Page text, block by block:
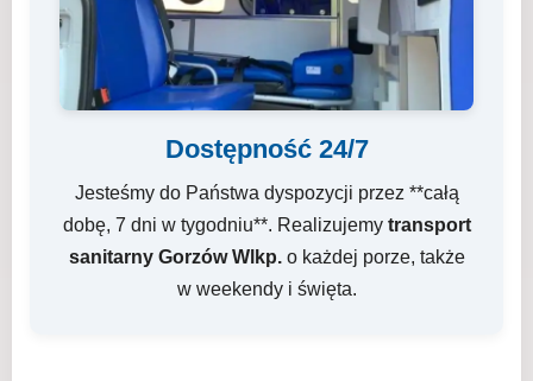
Dostępność 24/7
Jesteśmy do Państwa dyspozycji przez **całą
dobę, 7 dni w tygodniu**. Realizujemy transport
sanitarny Gorzów Wlkp.o każdej porze, także
w weekendy i święta.